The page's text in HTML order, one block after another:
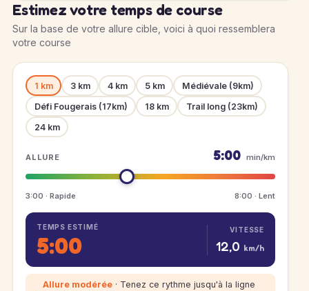
Estimez votre temps de course
Sur la base de votre allure cible, voici à quoi ressemblera
votre course
1 km 3 km 4 km 5 km
Médiévale (9km)
Défi Fougerais (17km)
18 km
Trail long (23km)
24 km
ALLURE 5:00 min/km
3:00 · Rapide 8:00 · Lent
TEMPS ESTIMÉ
5:00
VITESSE
12,0 km/h
Allure modérée · Tenez ce rythme jusqu'à la ligne